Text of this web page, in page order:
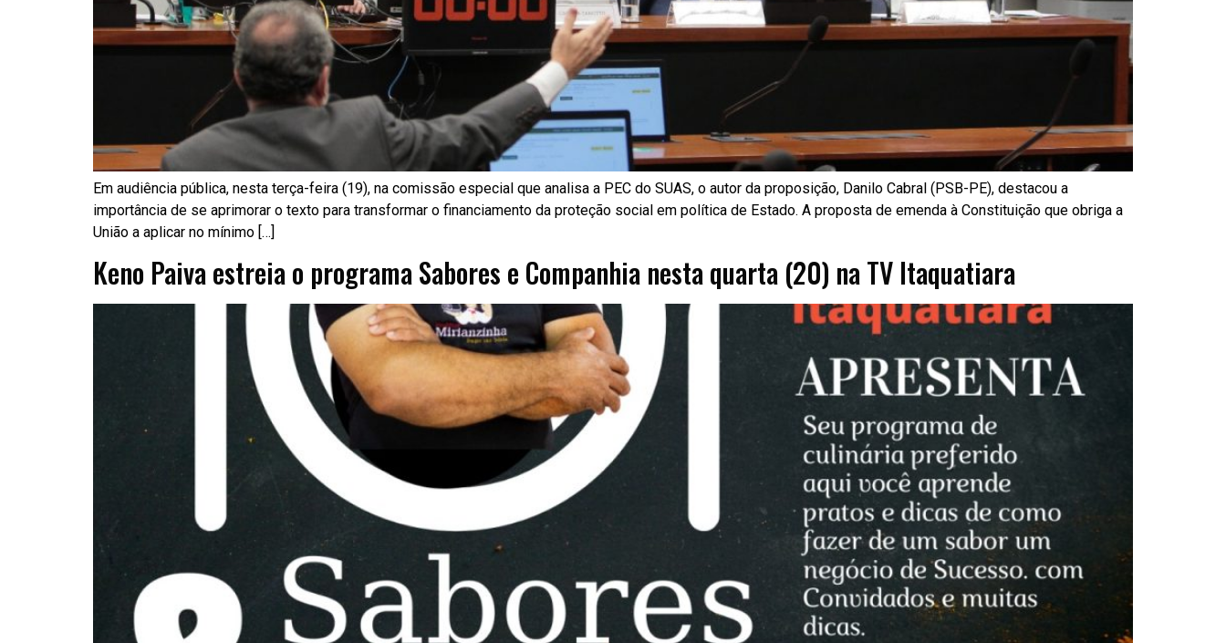
Em audiência pública, nesta terça-feira (19), na comissão especial que analisa a PEC do SUAS, o autor da proposição, Danilo Cabral (PSB-PE), destacou a
importância de se aprimorar o texto para transformar o financiamento da proteção social em política de Estado. A proposta de emenda à Constituição que obriga a
União a aplicar no mínimo […]
Keno Paiva estreia o programa Sabores e Companhia nesta quarta (20) na TV Itaquatiara